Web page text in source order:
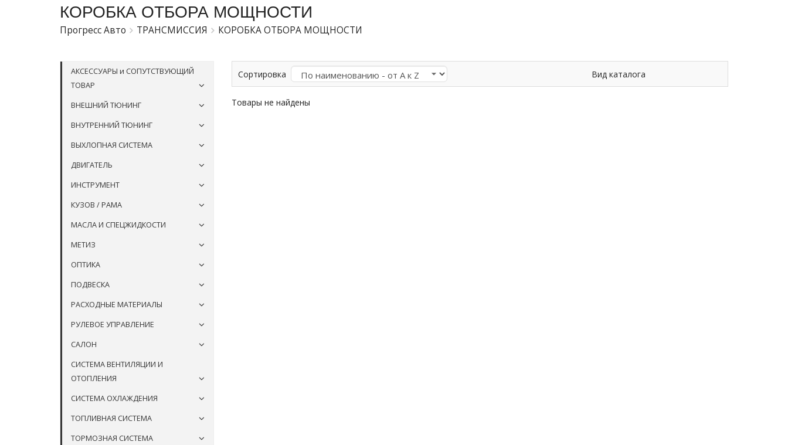
КОРОБКА ОТБОРА МОЩНОСТИ
Прогресс Авто ТРАНСМИССИЯ КОРОБКА ОТБОРА МОЩНОСТИ
АКСЕССУАРЫ и СОПУТСТВУЮЩИЙ
ТОВАР
ВНЕШНИЙ ТЮНИНГ
ВНУТРЕННИЙ ТЮНИНГ
ВЫХЛОПНАЯ СИСТЕМА
ДВИГАТЕЛЬ
ИНСТРУМЕНТ
КУЗОВ / РАМА
МАСЛА И СПЕЦЖИДКОСТИ
МЕТИЗ
ОПТИКА
ПОДВЕСКА
РАСХОДНЫЕ МАТЕРИАЛЫ
РУЛЕВОЕ УПРАВЛЕНИЕ
САЛОН
СИСТЕМА ВЕНТИЛЯЦИИ И
ОТОПЛЕНИЯ
СИСТЕМА ОХЛАЖДЕНИЯ
ТОПЛИВНАЯ СИСТЕМА
ТОРМОЗНАЯ СИСТЕМА
Сортировка Вид каталога
Товары не найдены